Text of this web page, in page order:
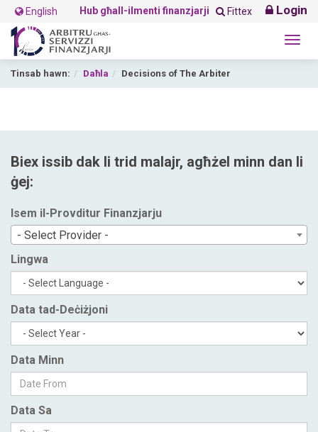
English Hub għall-ilmenti finanzjarji Fittex Login
Tinsab hawn: Daħla Decisions of The Arbiter
Biex issib dak li trid malajr, agħżel minn dan li
ġej:
Isem il-Provditur Finanzjarju
- Select Provider -
Lingwa
Data tad-Deċiżjoni
Data Minn
Data Sa